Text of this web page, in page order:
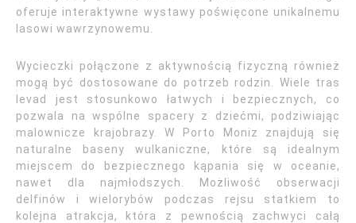
oferuje interaktywne wystawy poświęcone unikalnemu
lasowi wawrzynowemu.
Wycieczki połączone z aktywnością fizyczną również
mogą być dostosowane do potrzeb rodzin. Wiele tras
levad jest stosunkowo łatwych i bezpiecznych, co
pozwala na wspólne spacery z dziećmi, podziwiając
malownicze krajobrazy. W Porto Moniz znajdują się
naturalne baseny wulkaniczne, które są idealnym
miejscem do bezpiecznego kąpania się w oceanie,
nawet dla najmłodszych. Możliwość obserwacji
delfinów i wielorybów podczas rejsu statkiem to
kolejna atrakcja, która z pewnością zachwyci całą